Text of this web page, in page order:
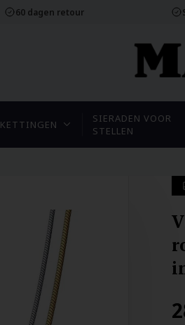
60 dagen retour
KETTINGEN
SIERADEN VOOR
STELLEN